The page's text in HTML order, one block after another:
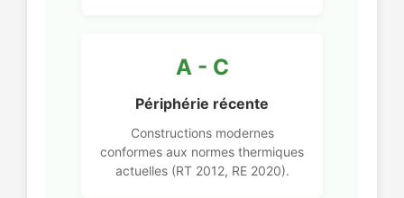
A - C
Périphérie récente
Constructions modernes
conformes aux normes thermiques
actuelles (RT 2012, RE 2020).